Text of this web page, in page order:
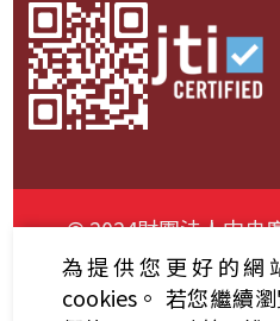
© 2024財團法人中央
資通安全政策聲明
服
為提供您更好的網
cookies。 若您繼續